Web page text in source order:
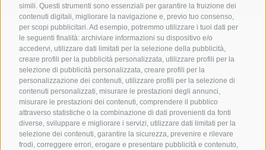
simili. Questi strumenti sono essenziali per garantire la fruizione dei
contenuti digitali, migliorare la navigazione e, previo tuo consenso,
per scopi pubblicitari. Ad esempio, potremmo utilizzare i tuoi dati per
le seguenti finalità: archiviare informazioni su dispositivo e/o
accedervi, utilizzare dati limitati per la selezione della pubblicità,
creare profili per la pubblicità personalizzata, utilizzare profili per la
selezione di pubblicità personalizzata, creare profili per la
personalizzazione dei contenuti, utilizzare profili per la selezione di
contenuti personalizzati, misurare le prestazioni degli annunci,
misurare le prestazioni dei contenuti, comprendere il pubblico
attraverso statistiche o la combinazione di dati provenienti da fonti
diverse, sviluppare e migliorare i servizi, utilizzare dati limitati per la
selezione dei contenuti, garantire la sicurezza, prevenire e rilevare
frodi, correggere errori, erogare e presentare pubblicità e contenuto,
Parte del mondo alpino3 Cime Dolomiti